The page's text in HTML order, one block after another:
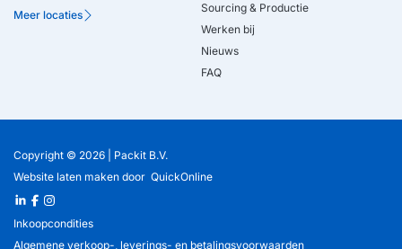
Meer locaties
Sourcing & Productie
Werken bij
Nieuws
FAQ
Copyright © 2026 | Packit B.V.
Website laten maken door QuickOnline
Inkoopcondities
Algemene verkoop-, leverings- en betalingsvoorwaarden